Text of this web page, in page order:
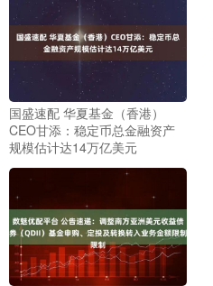
国盛速配 华夏基金（香港）
CEO甘添：稳定币总金融资产
规模估计达14万亿美元